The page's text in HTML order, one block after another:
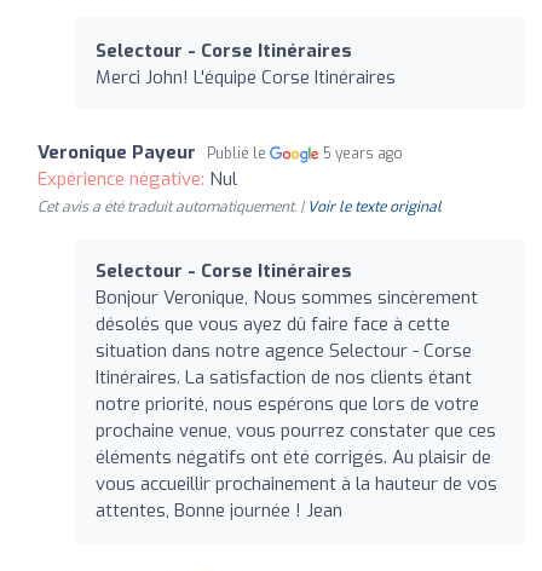
Selectour - Corse Itinéraires
Merci John! L'équipe Corse Itinéraires
Veronique Payeur Publié le 5 years ago
Expérience négative: Nul
Cet avis a été traduit automatiquement. | Voir le texte original
Selectour - Corse Itinéraires
Bonjour Veronique, Nous sommes sincèrement
désolés que vous ayez dû faire face à cette
situation dans notre agence Selectour - Corse
Itinéraires. La satisfaction de nos clients étant
notre priorité, nous espérons que lors de votre
prochaine venue, vous pourrez constater que ces
éléments négatifs ont été corrigés. Au plaisir de
vous accueillir prochainement à la hauteur de vos
attentes, Bonne journée ! Jean